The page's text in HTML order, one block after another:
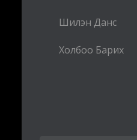
Шилэн Данс
Холбоо Барих